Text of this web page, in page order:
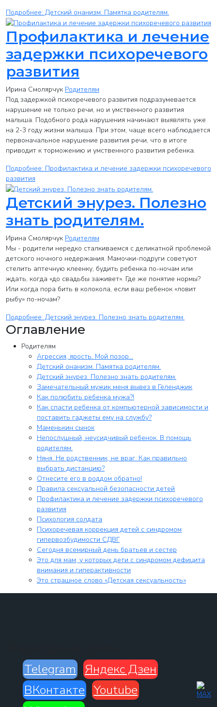
Подробнее: Детский онанизм. Памятка родителям.
Профилактика и лечение
задержки психоречевого
развития
Ирина Смолярчук Родителям
Под задержкой психоречевого развития подразумевается
нарушение не только речи, но и умственного развития
малыша. Подобного рода нарушения начинают выявлять уже
на 2-3 году жизни малыша. При этом, чаще всего наблюдается
первоначальное нарушение развития речи, что в итоге
приводит к торможению и умственного развития ребенка.
Подробнее: Профилактика и лечение задержки психоречевого
развития
Детский энурез. Полезно
знать родителям.
Ирина Смолярчук Родителям
Мы - родители нередко сталкиваемся с деликатной проблемой
детского ночного недержания. Мамочки-подруги советуют
стелить аптечную клеенку, будить ребенка по-ночам или
ждать, когда «до свадьбы заживет». Где же понятие нормы?
Или когда пора бить в колокола, если ваш ребенок «ловит
рыбу» по-ночам?
Подробнее: Детский энурез. Полезно знать родителям.
Оглавление
Родителям
Агрессия, ярость. Мой позор...
Детский онанизм. Памятка родителям.
Детский энурез. Полезно знать родителям.
Замечательный мужик меня вывез в Геленджик
Как полюбить ребенка мужа?!
Как спасти ребенка от компьютерной зависимости и
поставить гаджеты ему на службу?
Маменькин сынок
Непослушный, неусидчивый ребенок. В помощь
родителям.
Няня. Не родственник, не враг. Как правильно
выбрать дистанцию?
Отнесите его в роддом обратно!
Правила сексуальной безопасности детей
Профилактика и лечение задержки психоречевого
развития
Психология солдата
Психоречевая коррекция детей с синдромом
гипервозбудимости СДВГ
Сегодня всемирный день братьев и сестер
Это для мам, у которых дети с синдромом дефицита
внимания и гиперактивности
Это страшное слово «Детская сексуальность»
Telegram
Яндекс Дзен
ВКонтакте Youtube